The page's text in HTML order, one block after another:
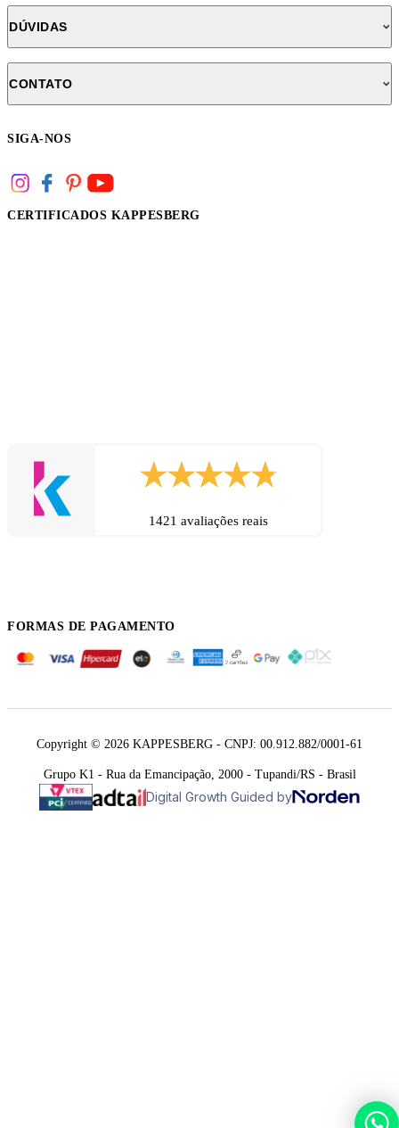
DÚVIDAS
CONTATO
SIGA-NOS
CERTIFICADOS KAPPESBERG
1421 avaliações reais
FORMAS DE PAGAMENTO
Copyright © 2026 KAPPESBERG - CNPJ: 00.912.882/0001-61
Grupo K1 - Rua da Emancipação, 2000 - Tupandi/RS - Brasil
Digital Growth Guided by